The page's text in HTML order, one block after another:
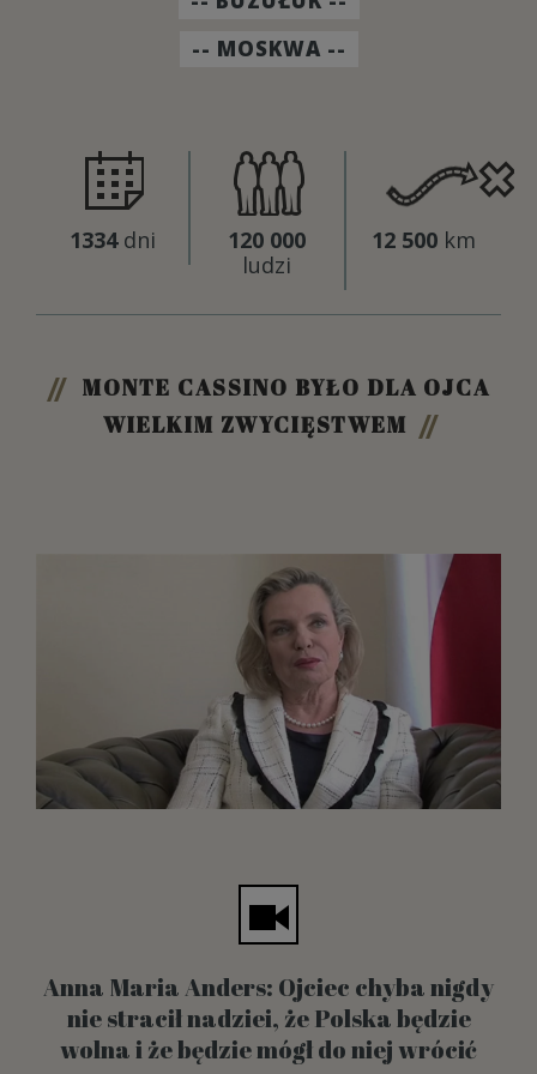
MOSKWA
1334 dni
120 000
ludzi
12 500 km
MONTE CASSINO BYŁO DLA OJCA
WIELKIM ZWYCIĘSTWEM
Anna Maria Anders: Ojciec chyba nigdy
nie stracił nadziei, że Polska będzie
wolna i że będzie mógł do niej wrócić